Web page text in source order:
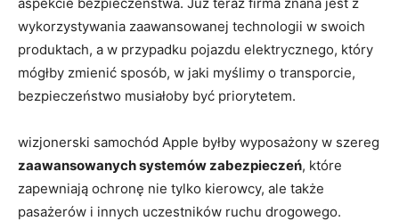
wykorzystywania zaawansowanej technologii w swoich
produktach, a w przypadku pojazdu elektrycznego, który
mógłby zmienić sposób, w jaki myślimy o transporcie,
bezpieczeństwo musiałoby być priorytetem.
wizjonerski samochód Apple byłby wyposażony w szereg
zaawansowanych systemów zabezpieczeń, które
zapewniają ochronę nie tylko kierowcy, ale także
pasażerów i innych uczestników ruchu drogowego.